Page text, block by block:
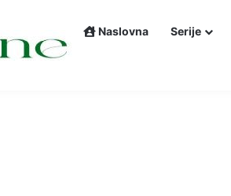
Naslovna Serije